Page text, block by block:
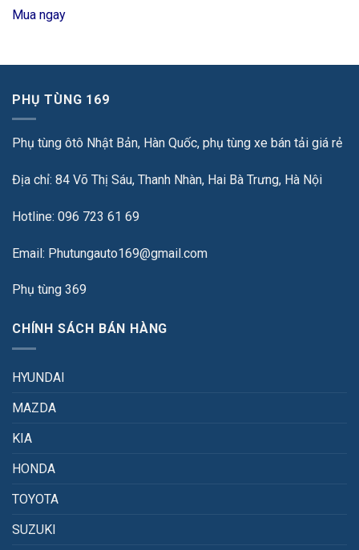
Mua ngay
PHỤ TÙNG 169
Phụ tùng ôtô Nhật Bản, Hàn Quốc, phụ tùng xe bán tải giá rẻ
Địa chỉ: 84 Võ Thị Sáu, Thanh Nhàn, Hai Bà Trưng, Hà Nội
Hotline: 096 723 61 69
Email: Phutungauto169@gmail.com
Phụ tùng 369
CHÍNH SÁCH BÁN HÀNG
HYUNDAI
MAZDA
KIA
HONDA
TOYOTA
SUZUKI